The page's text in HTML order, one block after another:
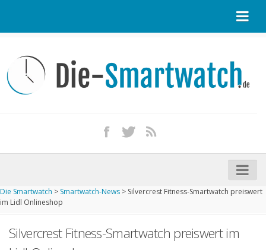
Kontakt / Tipp geben
Impressum
iPhone kaufen
Startseite
Kommende Smartwatches
Die Smartwatch > Smartwatch-News > Silvercrest Fitness-Smartwatch preiswert
im Lidl Onlineshop
Silvercrest Fitness-Smartwatch preiswert im